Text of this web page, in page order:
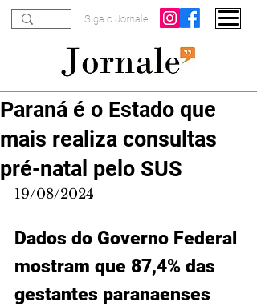
Siga o Jornale
Paraná é o Estado que
mais realiza consultas
pré-natal pelo SUS
19/08/2024
Dados do Governo Federal
mostram que 87,4% das
gestantes paranaenses